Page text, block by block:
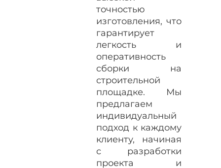
точностью
изготовления, что
гарантирует
легкость и
оперативность
сборки на
строительной
площадке. Мы
предлагаем
индивидуальный
подход к каждому
клиенту, начиная
с разработки
проекта и